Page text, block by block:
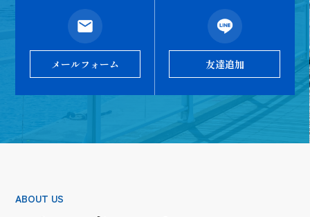
メールフォーム 友達追加
ABOUT US